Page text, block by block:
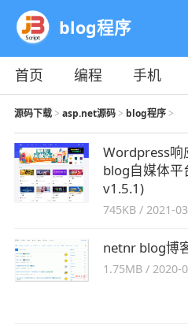
blog程序
首页 编程 手机
教程
平面 服务器
源码下载> asp.net源码> blog程序>
Wordpress响
blog自媒体
v1.5.1)
745KB /2021-
netnr blog博
1.75MB / 2020-